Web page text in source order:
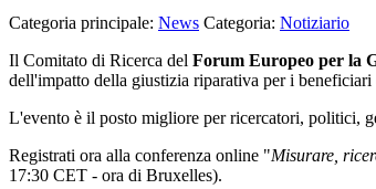
Categoria principale: News Categoria: Notiziario
Il Comitato di Ricerca del Forum Europeo per la
dell'impatto della giustizia riparativa per i beneficiari
L'evento è il posto migliore per ricercatori, politici,
Registrati ora alla conferenza online "Misurare,
17:30 CET - ora di Bruxelles).